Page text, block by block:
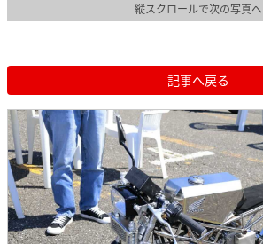
縦スクロールで次の写真へ
記事へ戻る